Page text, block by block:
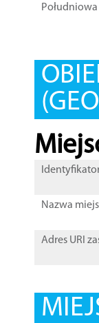
Nazwa
Adres URI